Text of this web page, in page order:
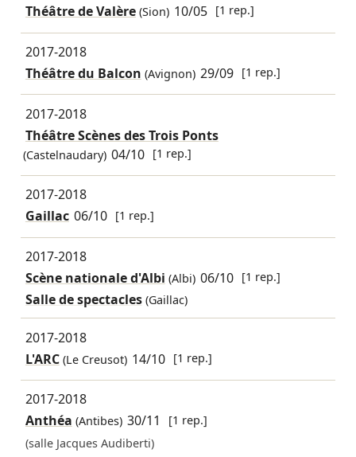
Théâtre de Valère(Sion) 10/05 [1 rep.]
2017-2018
Théâtre du Balcon (Avignon) 29/09 [1 rep.]
2017-2018
Théâtre Scènes des Trois Ponts
(Castelnaudary) 04/10 [1 rep.]
2017-2018
Gaillac 06/10 [1 rep.]
2017-2018
Scène nationale d'Albi (Albi) 06/10 [1 rep.]
Salle de spectacles (Gaillac)
2017-2018
L'ARC(Le Creusot) 14/10 [1 rep.]
2017-2018
Anthéa (Antibes) 30/11
[1 rep.]
(salle Jacques Audiberti)